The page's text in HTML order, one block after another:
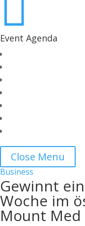
Event Agenda
Close Menu
Business
Gewinnt
Woche im
Mount Med